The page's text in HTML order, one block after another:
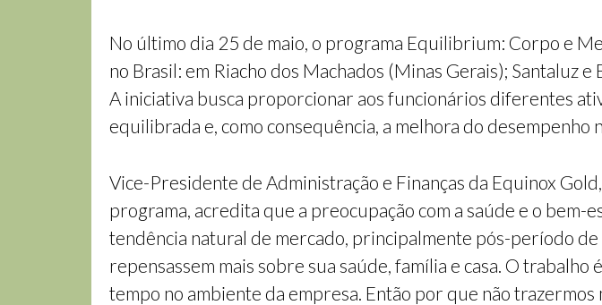
No último dia 25 de maio, o programa Equilibrium: Corpo e
no Brasil: em Riacho dos Machados (Minas Gerais); Santaluz
A iniciativa busca proporcionar aos funcionários diferentes
equilibrada e, como consequência, a melhora do desempenho
Vice-Presidente de Administração e Finanças da Equinox
programa, acredita que a preocupação com a saúde e o bem-
tendência natural de mercado, principalmente pós-período de
repensassem mais sobre sua saúde, família e casa. O
tempo no ambiente da empresa. Então por que não